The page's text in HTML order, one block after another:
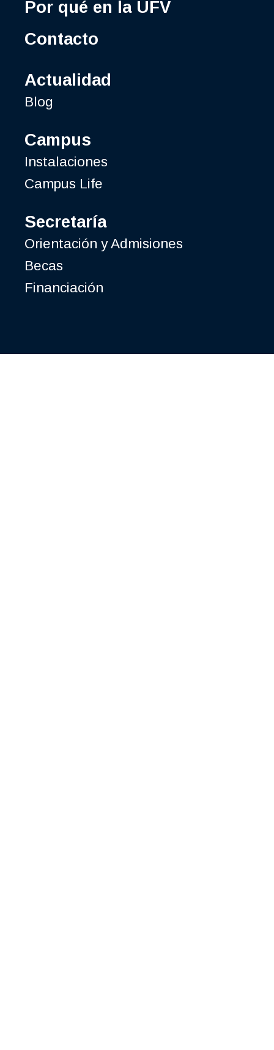
Por qué en la UFV
Contacto
Actualidad
Blog
Campus
Instalaciones
Campus Life
Secretaría
Orientación y Admisiones
Becas
Financiación